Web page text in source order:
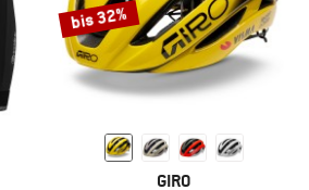
bis 32%
GIRO